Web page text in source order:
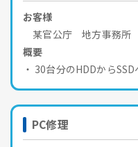
お客様
某官公庁 地方事務所
概要
30台分のHDDから
PC修理